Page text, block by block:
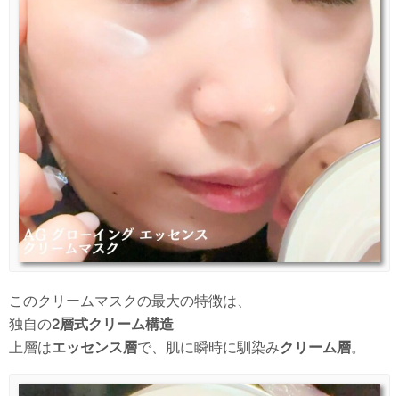
このクリームマスクの最大の特徴は、
独自の2層式クリーム構造
上層はエッセンス層で、肌に瞬時に馴染みクリーム層。